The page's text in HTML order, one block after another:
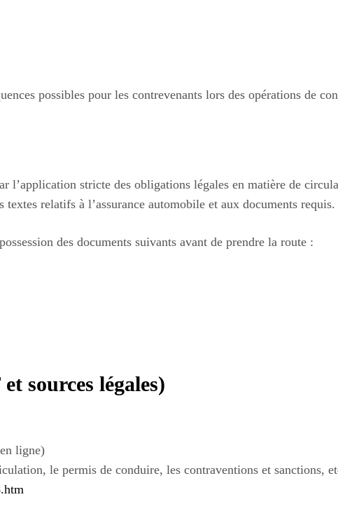
possibles pour les contrevenants lors des opérations de
stricte des obligations légales en matière de
relatifs à l’assurance automobile et aux documents requis.
des documents suivants avant de prendre la route :
sources légales)
ligne)
le permis de conduire, les contraventions et sanctions,